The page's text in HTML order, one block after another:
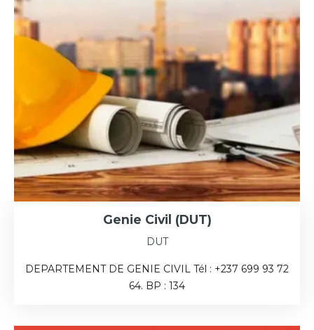
Genie Civil (DUT)
DUT
DEPARTEMENT DE GENIE CIVIL Tél : +237 699 93 72
64. BP : 134